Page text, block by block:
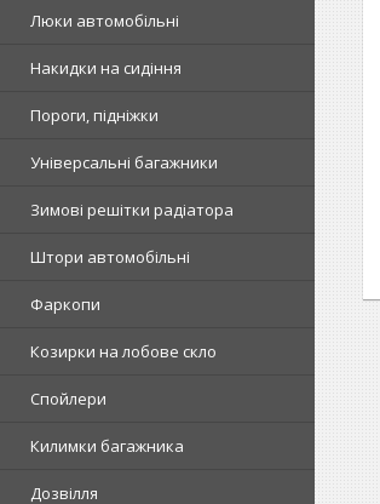
Люки автомобільні
Накидки на сидіння
Пороги, підніжки
Універсальні багажники
Зимові решітки радіатора
Штори автомобільні
Фаркопи
Козирки на лобове скло
Спойлери
Килимки багажника
Дозвілля